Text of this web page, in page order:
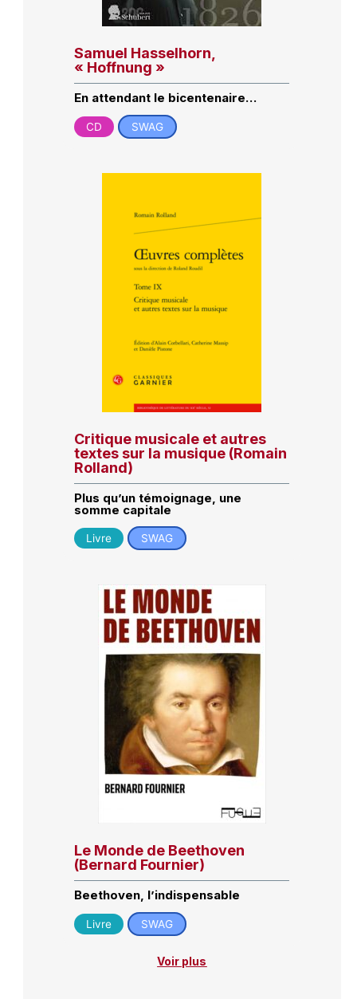
Samuel Hasselhorn,
« Hoffnung »
En attendant le bicentenaire…
CD SWAG
Critique musicale et autres
textes sur la musique (Romain
Rolland)
Plus qu’un témoignage, une
somme capitale
Livre SWAG
Le Monde de Beethoven
(Bernard Fournier)
Beethoven, l’indispensable
Livre SWAG
Voir plus